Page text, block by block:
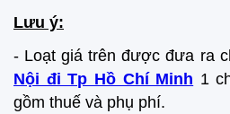
Lưu ý:
- Loạt giá trên được đưa ra
Nội đi Tp Hồ Chí Minh 1
gồm thuế và phụ phí.